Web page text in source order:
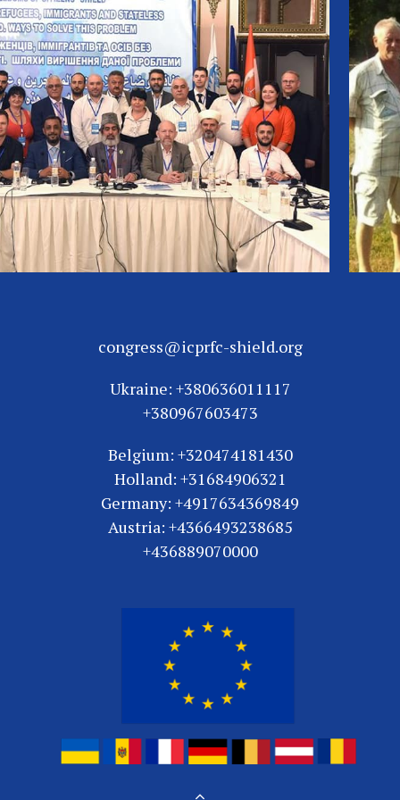
congress@icprfc-shield.org
Ukraine: +380636011117
+380967603473
Belgium: +320474181430
Holland: +31684906321
Germany: +4917634369849
Austria: +4366493238685
+436889070000